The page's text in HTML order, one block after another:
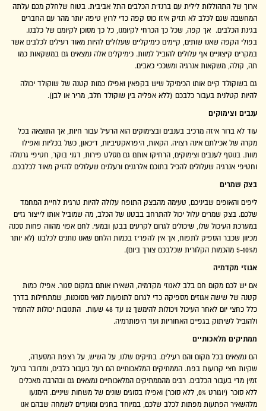
ארוך של התהוללות לילית עם ברנז'ת הכלבים התל אביבית. בטוח שלחלק מכם עלתה
המחשבה שגם לכלב לא תזיק איזו כוס קפה כדי לרוץ טיפה יותר מהר עם החברים
בגינת הכלבים. אך קפה, שכל כך הכרחי לקיומנו, כל כך מסוכן לקיומם של כלבנו.
בפולי הקפה שאנו שותים, קיימים כימיקליים שעלולים להיות מאוד רעילים לכלבים אשר
במקרים קיצוניים אף עלולים להוביל למוות. כימיקלים אלה נמצאים גם במשקאות כמו
תה, קולה, משקאות אנרגיה ומשככי כאבים.
גם בשוקולד קיים אותו הכימיקל שיש בקפאין ואפילו כמות קטנה של שוקולד יכולה
להיות קטלנית בעבור כלבכם (ללא אפליה בין שוקולד חלב, מריר או לבן).
ענבים וצימוקים
עוד לא ברור איזה מרכיב בענבים ובצימוקים הוא הרעיל עבור חיות, אך התוצאה בכל
מקרה של אכילתם אינה רצויה. הקאות, היפראקטיביות, דיכאון, כשל בכליות ואפילו
מוות. בנוסף לענבים וצימוקים, הרחיקו אותם גם מסלט פירות, דגני בוקר, חטיפי גרנולה
וחטיפי אנרגיה שעלולים להכיל בתוכם אלרגנים ורעלנים שעלולים להזיק מאוד לכלבכם.
בצק שמרים
ליפים והאופים שביניכם, טעימה מהבצק התופח עלולה להיות טרגית לחיית המחמד
שלכם. בצק שמרים עלול יכול להתרחב בבטנו של הכלב, מה שמוביל אותו לייצור גזים
במערכת העיכול שלו, שיכולים לגרום לקרעים בבטן ובמעי. לחם אפוי מהווה פחות סכנה
מכיוון שכבר הספיק לתפוח, אך אין להפריז בכמות הלחם שאנו נותנים לכלבנו (לא יותר
מ5-10% מהכמות הקלורית שכלבכם צורך ביום).
אגוזי מקדמיה
אם יש לכם מקום חם בלב לאגוזי מקדמיה, השאירו אותם במקום סגור. אפילו כמות
קטנה של שישה אגוזים מספיקה כדי לגרום לתופעות לוואי מסוכנות, שמתחילות בדרך
כלל כחצי יום לאחר העיכול ויכולות להימשך 12 עד 48 שעות. התגובות יכולות להחמיר
ולהוביל לשיתוק בגפיים האחוריות ועד היפותרמיה.
ממתיקים מלאכותיים
הם נמצאים בכל מקום והם רעילים. בתיקים שלנו, על השיש, על רצפת המסעדה,
שקיות חצי קרועות בפח. הממתיקים המלאכותיים הם רעל בעבור כלבים, ומדובר ברעל
זמין מדי בעבור הכלבים. רבים מהממתיקים המלאכותיים נמצאים גם ובהרבה מאכלים
ללא סוכר (יוגורט 0%, ללא סוכר) ואפילו בסוגים שונים של משחות שיניים. הימנעו
מלהשאיר הפתעות מפתות לכלב שלכם, במיוחד בחגים ומועדים לשמחה שבהם אנו